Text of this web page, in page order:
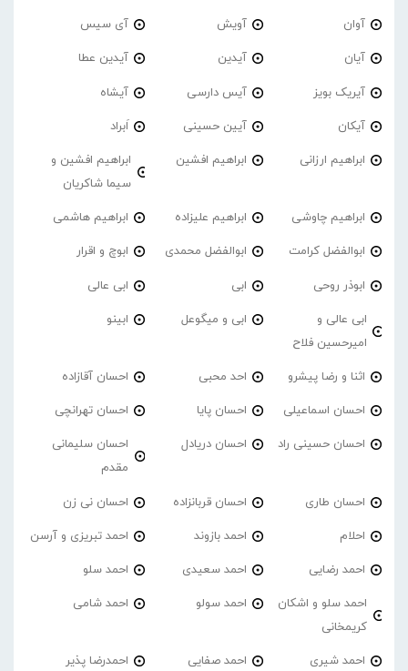
آوان آویش آی سیس
آیان آیدین آیدین عطا
آیریک بویز آیس دارسی آیشاه
آیکان آیین حسینی اَبراد
ابراهیم ارزانی ابراهیم افشین
ابراهیم افشین و
سیما شاکریان
ابراهیم چاوشی ابراهیم علیزاده ابراهیم هاشمی
ابوالفضل کرامت ابوالفضل محمدی ابوچ و اقرار
ابوذر روحی ابی ابی عالی
ابی عالی و
امیرحسین فلاح
ابی و میگوعل ابینو
اثنا و رضا پیشرو احد محبی احسان آقازاده
احسان اسماعیلی احسان پایا احسان تهرانچی
احسان حسینی راد احسان دریادل
احسان سلیمانی
مقدم
احسان طاری احسان قربانزاده احسان نی زن
احلام احمد بازوند احمد تبریزی و آرسن
احمد‌ رضایی احمد سعیدی احمد سلو
احمد سلو و اشکان
کریمخانی
احمد سولو احمد شامی
احمد شیری احمد صفایی احمدرضا پذیر